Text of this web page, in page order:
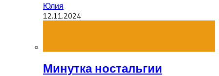
Юлия
12.11.2024
Минутка ностальгии